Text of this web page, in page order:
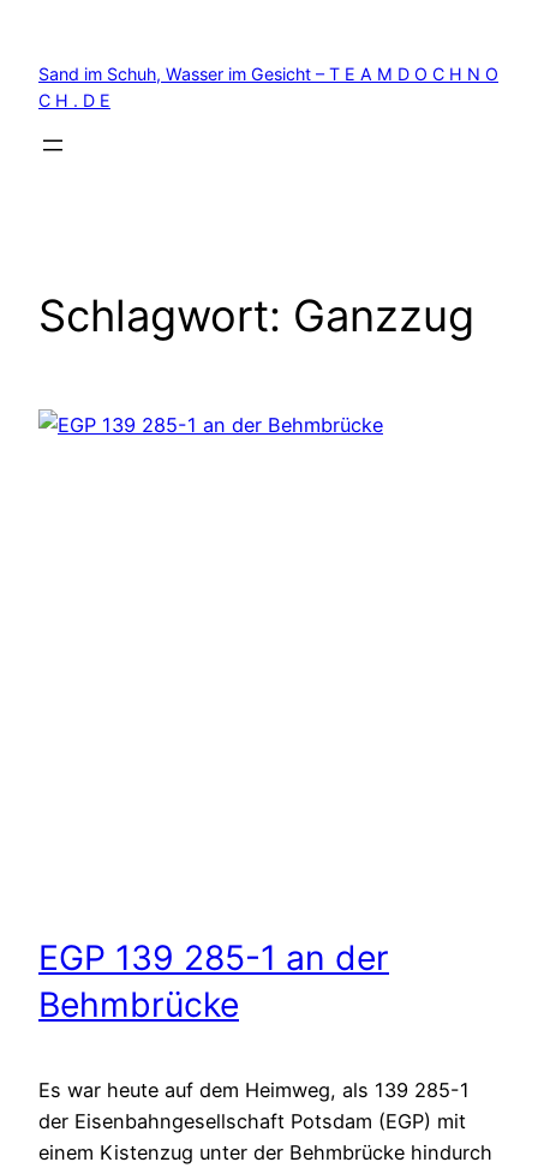
springen
Sand im Schuh, Wasser im Gesicht – T E A M D O C H N O
C H . D E
Schlagwort: Ganzzug
EGP 139 285-1 an der
Behmbrücke
Es war heute auf dem Heimweg, als 139 285-1
der Eisenbahngesellschaft Potsdam (EGP) mit
einem Kistenzug unter der Behmbrücke hindurch